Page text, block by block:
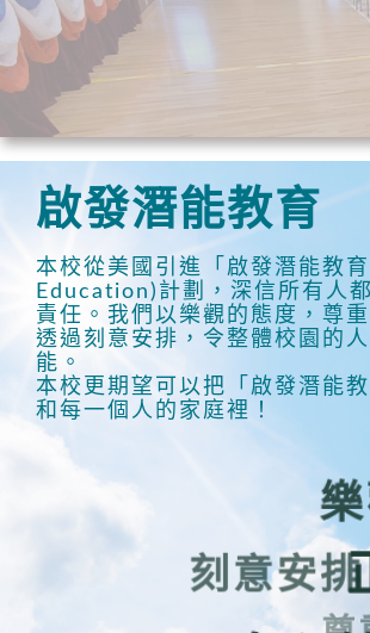
啟發潛能教育
本校從美國引進「啟發潛能教
Education)計劃，深信所有人
責任。我們以樂觀的態度，尊
透過刻意安排，令整體校園的
能。
本校更期望可以把「啟發潛能
和每一個人的家庭裡！
尊
刻意安排